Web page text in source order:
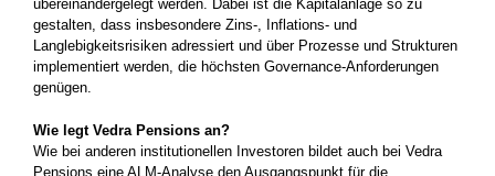
übereinandergelegt werden. Dabei ist die Kapitalanlage so zu
gestalten, dass insbesondere Zins-, Inflations- und
Langlebigkeitsrisiken adressiert und über Prozesse und Strukturen
implementiert werden, die höchsten Governance-Anforderungen
genügen.
Wie legt Vedra Pensions an?
Wie bei anderen institutionellen Investoren bildet auch bei Vedra
Pensions eine ALM-Analyse den Ausgangspunkt für die